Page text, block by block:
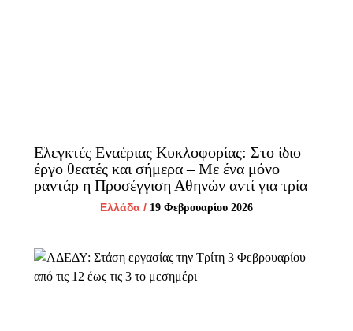
Ελεγκτές Εναέριας Κυκλοφορίας: Στο ίδιο
έργο θεατές και σήμερα – Με ένα μόνο
ραντάρ η Προσέγγιση Αθηνών αντί για τρία
Ελλάδα / 19 Φεβρουαρίου 2026